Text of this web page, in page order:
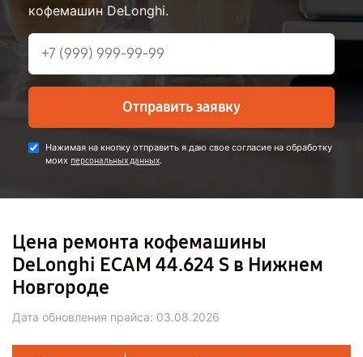
кофемашин DeLonghi.
Отправить заявку
Нажимая на кнопку отправить я даю свое согласие на обработку
моих персональных данных.
Цена ремонта кофемашины
DeLonghi ECAM 44.624 S в Нижнем
Новгороде
Дата обновления прайса: 03.08.2026